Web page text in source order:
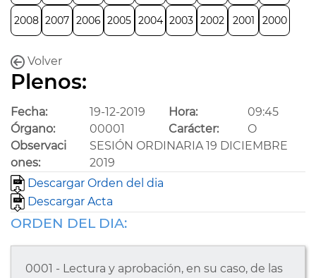
2008 2007 2006 2005 2004 2003 2002 2001 2000
Volver
Plenos:
Fecha: 19-12-2019 Hora:
09:45
Órgano:
00001 Carácter:
O
Observaci
ones:
SESIÓN ORDINARIA 19 DICIEMBRE
2019
Descargar Orden del dia
Descargar Acta
ORDEN DEL DIA:
0001 - Lectura y aprobación, en su caso, de las